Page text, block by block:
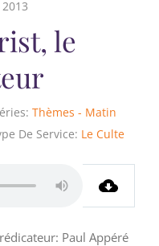
le
Thèmes - Matin
De Service: Le Culte
Paul Appéré